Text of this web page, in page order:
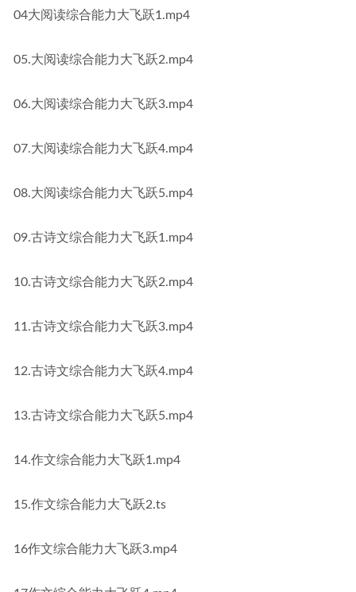
04大阅读综合能力大飞跃1.mp4
05.大阅读综合能力大飞跃2.mp4
06.大阅读综合能力大飞跃3.mp4
07.大阅读综合能力大飞跃4.mp4
08.大阅读综合能力大飞跃5.mp4
09.古诗文综合能力大飞跃1.mp4
10.古诗文综合能力大飞跃2.mp4
11.古诗文综合能力大飞跃3.mp4
12.古诗文综合能力大飞跃4.mp4
13.古诗文综合能力大飞跃5.mp4
14.作文综合能力大飞跃1.mp4
15.作文综合能力大飞跃2.ts
16作文综合能力大飞跃3.mp4